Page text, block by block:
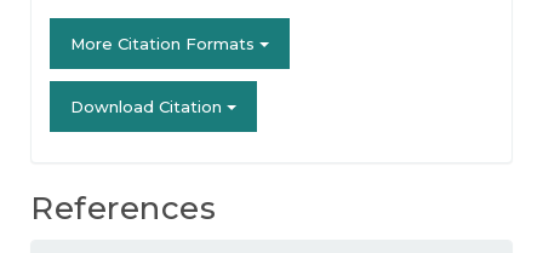
More Citation Formats
Download Citation
References